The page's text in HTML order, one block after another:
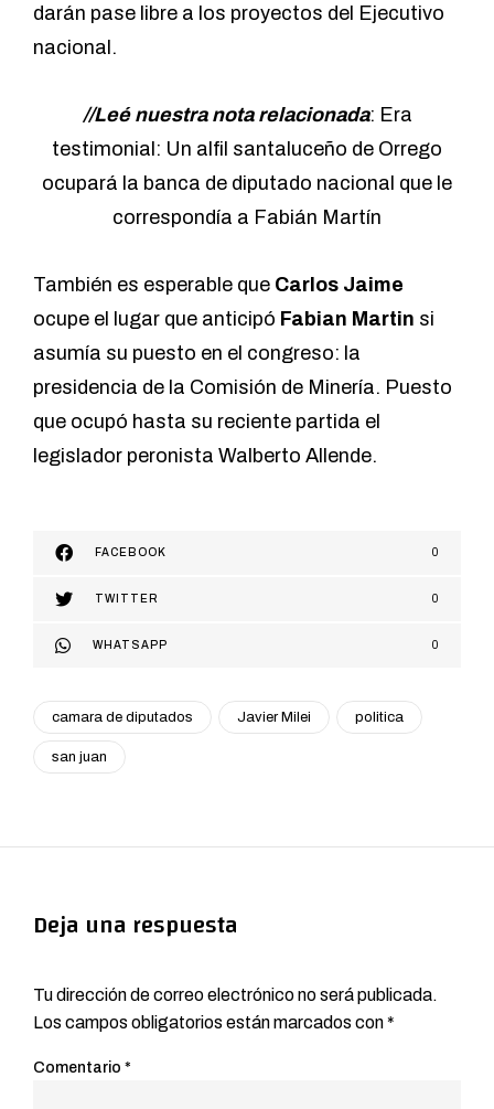
darán pase libre a los proyectos del Ejecutivo
nacional.
//Leé nuestra nota relacionada: Era
testimonial: Un alfil santaluceño de Orrego
ocupará la banca de diputado nacional que le
correspondía a Fabián Martín
También es esperable que Carlos Jaime
ocupe el lugar que anticipó Fabian Martin si
asumía su puesto en el congreso: la
presidencia de la Comisión de Minería. Puesto
que ocupó hasta su reciente partida el
legislador peronista Walberto Allende.
FACEBOOK 0
TWITTER 0
WHATSAPP 0
camara de diputados Javier Milei politica
san juan
Deja una respuesta
Tu dirección de correo electrónico no será publicada.
Los campos obligatorios están marcados con*
Comentario *